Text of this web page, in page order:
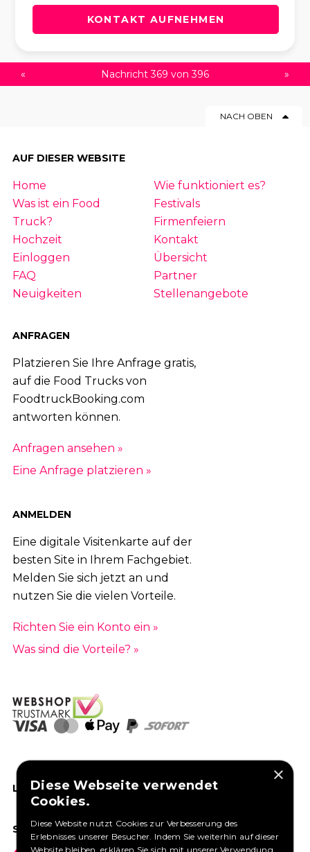
KONTAKT AUFNEHMEN
« Nachricht 369 von 396 »
NACH OBEN
AUF DIESER WEBSITE
Home
Wie funktioniert es?
Was ist ein Food
Truck?
Festivals
Firmenfeiern
Hochzeit
Kontakt
Einloggen
Übersicht
FAQ
Partner
Neuigkeiten
Stellenangebote
ANFRAGEN
Platzieren Sie Ihre Anfrage gratis,
auf die Food Trucks von
FoodtruckBooking.com
antworten können.
Anfragen ansehen »
Eine Anfrage platzieren »
ANMELDEN
Eine digitale Visitenkarte auf der
besten Site in Ihrem Fachgebiet.
Melden Sie sich jetzt an und
nutzen Sie die vielen Vorteile.
Richten Sie ein Konto ein »
Was sind die Vorteile? »
LIKEN SIE UNS AUF FACEBOOK
SOCIAL MEDIA
×
Diese Webseite verwendet
Cookies.
Diese Website nutzt Cookies zur Verbesserung des
Erlebnisses unserer Besucher. Indem Sie weiterhin auf dieser
Website bleiben, erklären Sie sich mit unserer Verwendung